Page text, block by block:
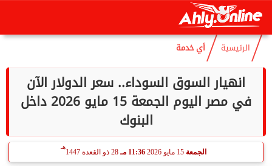
الجمعة
الرئيسية أي خدمة
انهيار السوق السوداء.. سعر الدولار الآن
في مصر اليوم الجمعة 15 مايو 2026 داخل
البنوك
الجمعة 11:36 مـ 28 ذو القعدة 1447
هـ